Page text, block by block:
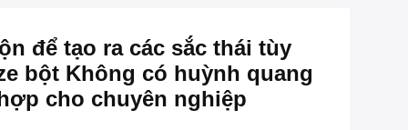
để tạo ra các sắc thái tùy
bột Không có huỳnh quang
cho chuyên nghiệp